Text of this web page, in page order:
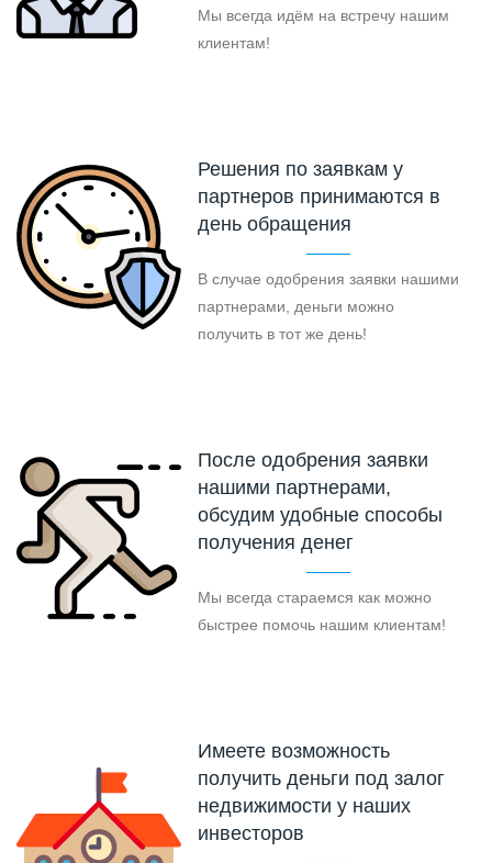
Мы всегда идём на встречу нашим
клиентам!
Решения по заявкам у
партнеров принимаются в
день обращения
В случае одобрения заявки нашими
партнерами, деньги можно
получить в тот же день!
После одобрения заявки
нашими партнерами,
обсудим удобные способы
получения денег
Мы всегда стараемся как можно
быстрее помочь нашим клиентам!
Имеете возможность
получить деньги под залог
недвижимости у наших
инвесторов